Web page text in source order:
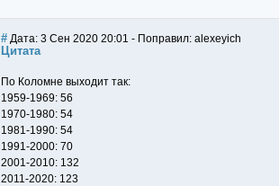
# Дата: 3 Сен 2020 20:01 - Поправил: alexeyich
Цитата
По Коломне выходит так:
1959-1969: 56
1970-1980: 54
1981-1990: 54
1991-2000: 70
2001-2010: 132
2011-2020: 123